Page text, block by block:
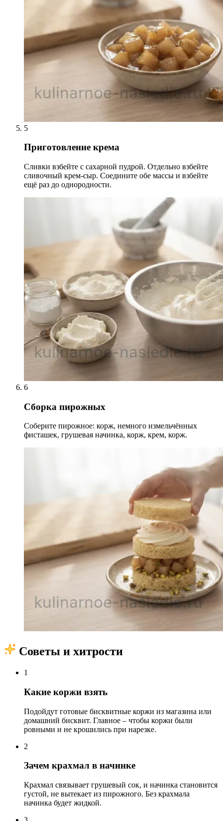
5
Приготовление крема
Сливки взбейте с сахарной пудрой. Отдельно взбейте
сливочный крем-сыр. Соедините обе массы и взбейте
ещё раз до однородности.
6
Сборка пирожных
Соберите пирожное: корж, немного измельчённых
фисташек, грушевая начинка, корж, крем, корж.
Советы и хитрости
1
Какие коржи взять
Подойдут готовые бисквитные коржи из магазина или
домашний бисквит. Главное – чтобы коржи были
ровными и не крошились при нарезке.
2
Зачем крахмал в начинке
Крахмал связывает грушевый сок, и начинка становится
густой, не вытекает из пирожного. Без крахмала
начинка будет жидкой.